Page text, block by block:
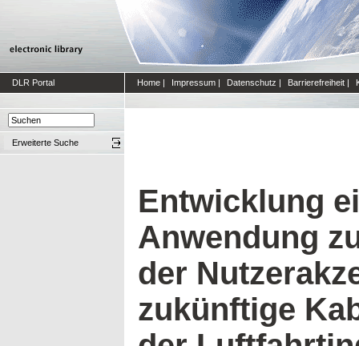
DLR Portal Home | Impressum | Datenschutz | Barrierefreiheit |
Erweiterte Suche
Entwicklung
Anwendung
der
zukünftige